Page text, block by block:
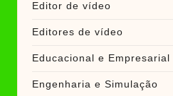
Editor de vídeo
Editores de vídeo
Educacional e Empresarial
Engenharia e Simulação